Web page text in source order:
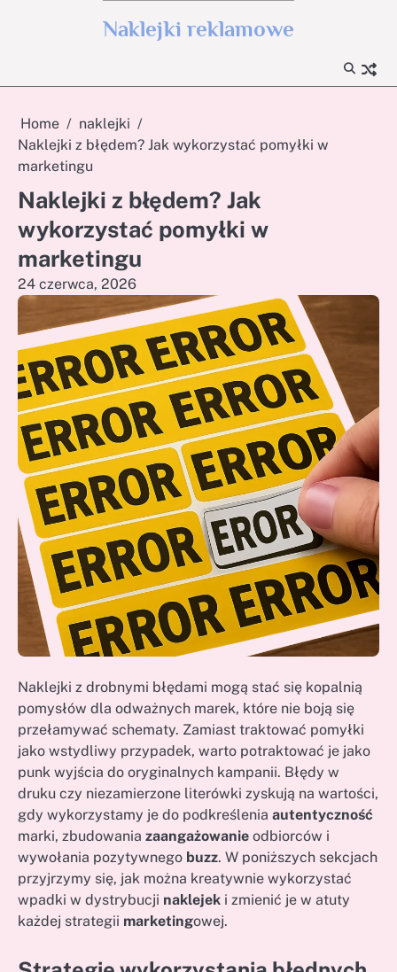
Naklejki reklamowe
Home
naklejki
Naklejki z błędem? Jak wykorzystać pomyłki w
marketingu
Naklejki z błędem? Jak
wykorzystać pomyłki w
marketingu
24 czerwca, 2026
Naklejki z drobnymi błędami mogą stać się kopalnią
pomysłów dla odważnych marek, które nie boją się
przełamywać schematy. Zamiast traktować pomyłki
jako wstydliwy przypadek, warto potraktować je jako
punk wyjścia do oryginalnych kampanii. Błędy w
druku czy niezamierzone literówki zyskują na wartości,
gdy wykorzystamy je do podkreślenia autentyczność
marki, zbudowania zaangażowanie odbiorców i
wywołania pozytywnego buzz. W poniższych sekcjach
przyjrzymy się, jak można kreatywnie wykorzystać
wpadki w dystrybucji naklejek i zmienić je w atuty
każdej strategii marketingowej.